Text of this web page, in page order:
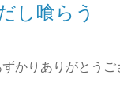
し喰らう
かりありがとうご